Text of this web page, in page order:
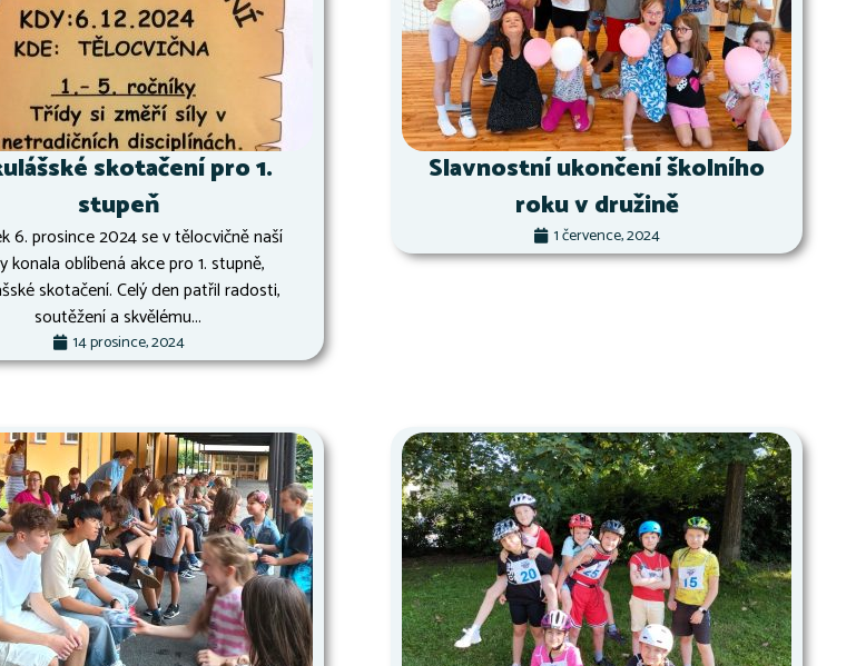
skotačení pro 1.
stupeň
6. prosince 2024 se v tělocvičně naší
konala oblíbená akce pro 1. stupně,
skotačení. Celý den patřil radosti,
soutěžení a skvělému...
14 prosince, 2024
Slavnostní ukončení školního
roku v družině
1 července, 2024